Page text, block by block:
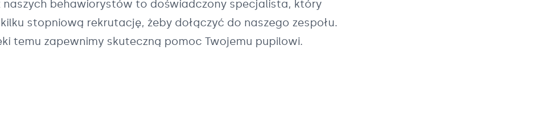
naszych behawiorystów to doświadczony specjalista, który
kilku stopniową rekrutację, żeby dołączyć do naszego zespołu.
temu zapewnimy skuteczną pomoc Twojemu pupilowi.